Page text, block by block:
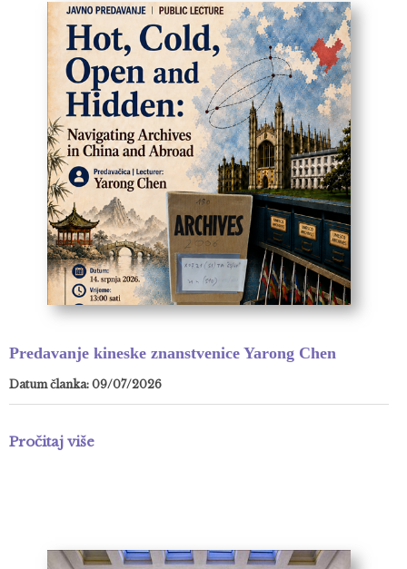
Predavanje kineske znanstvenice Yarong Chen
Datum članka: 09/07/2026
Pročitaj više